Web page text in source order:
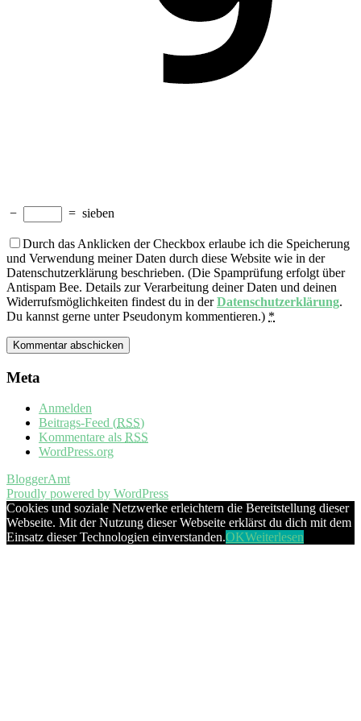
− = sieben
Durch das Anklicken der Checkbox erlaube ich die Speicherung
und Verwendung meiner Daten durch diese Website wie in der
Datenschutzerklärung beschrieben. (Die Spamprüfung erfolgt über
Antispam Bee. Details zur Verarbeitung deiner Daten und deinen
Widerrufsmöglichkeiten findest du in derDatenschutzerklärung.
Du kannst gerne unter Pseudonym kommentieren.) *
Meta
Anmelden
Beitrags-Feed (RSS)
Kommentare als RSS
WordPress.org
BloggerAmt
Proudly powered by WordPress
Cookies und soziale Netzwerke erleichtern die Bereitstellung dieser
Webseite. Mit der Nutzung dieser Webseite erklärst du dich mit dem
Einsatz dieser Technologien einverstanden.OKWeiterlesen